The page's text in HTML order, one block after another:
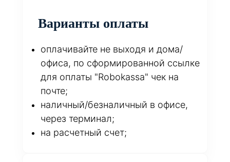
Варианты оплаты
оплачивайте не выходя и дома/
офиса, по сформированной ссылке
для оплаты "Robokassa" чек на
почте;
наличный/безналичный в офисе,
через терминал;
на расчетный счет;